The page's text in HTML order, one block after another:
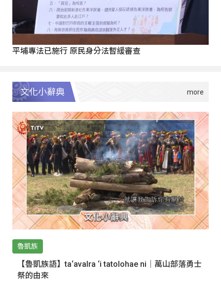
平埔專法已施行 原民身分法暫緩審查
文化小辭典
魯凱族
【魯凱族語】ta‘avalra ‘i tatolohae ni｜萬山部落勇士
祭的由來